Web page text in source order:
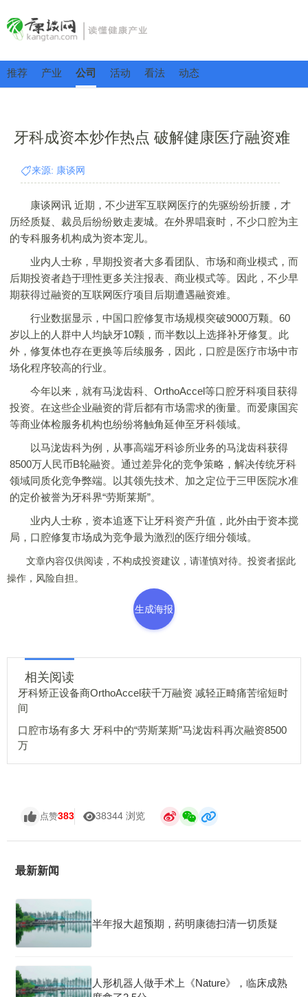
推荐 产业 公司 活动 看法 动态
牙科成资本炒作热点 破解健康医疗融资难
来源: 康谈网
康谈网讯 近期，不少进军互联网医疗的先驱纷纷折腰，才
历经质疑、裁员后纷纷败走麦城。在外界唱衰时，不少口腔为主
的专科服务机构成为资本宠儿。
业内人士称，早期投资者大多看团队、市场和商业模式，而
后期投资者趋于理性更多关注报表、商业模式等。因此，不少早
期获得过融资的互联网医疗项目后期遭遇融资难。
行业数据显示，中国口腔修复市场规模突破9000万颗。60
岁以上的人群中人均缺牙10颗，而半数以上选择补牙修复。此
外，修复体也存在更换等后续服务，因此，口腔是医疗市场中市
场化程序较高的行业。
今年以来，就有马泷齿科、OrthoAccel等口腔牙科项目获得
投资。在这些企业融资的背后都有市场需求的衡量。而爱康国宾
等商业体检服务机构也纷纷将触角延伸至牙科领域。
以马泷齿科为例，从事高端牙科诊所业务的马泷齿科获得
8500万人民币B轮融资。通过差异化的竞争策略，解决传统牙科
领域同质化竞争弊端。以其领先技术、加之定位于三甲医院水准
的定价被誉为牙科界“劳斯莱斯”。
业内人士称，资本追逐下让牙科资产升值，此外由于资本搅
局，口腔修复市场成为竞争最为激烈的医疗细分领域。
文章内容仅供阅读，不构成投资建议，请谨慎对待。投资者据此
操作，风险自担。
生成海报
相关阅读
牙科矫正设备商OrthoAccel获千万融资 减轻正畸痛苦缩短时
间
口腔市场有多大 牙科中的“劳斯莱斯”马泷齿科再次融资8500
万
点赞383 38344 浏览
最新新闻
半年报大超预期，药明康德扫清一切质疑
人形机器人做手术上《Nature》，临床成熟